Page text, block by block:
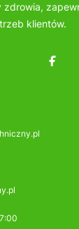
zdrowia,
klientów.